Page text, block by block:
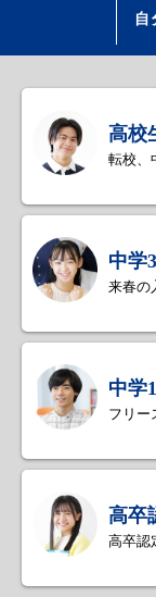
高校
転校、
中学
来春の
中学
フリー
高卒
高卒認